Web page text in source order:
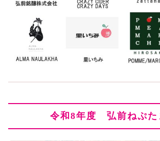
令和8年度 弘前ねぷた